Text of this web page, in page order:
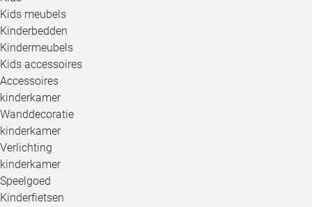
Kids meubels
Kinderbedden
Kindermeubels
Kids accessoires
Accessoires
kinderkamer
Wanddecoratie
kinderkamer
Verlichting
kinderkamer
Speelgoed
Kinderfietsen